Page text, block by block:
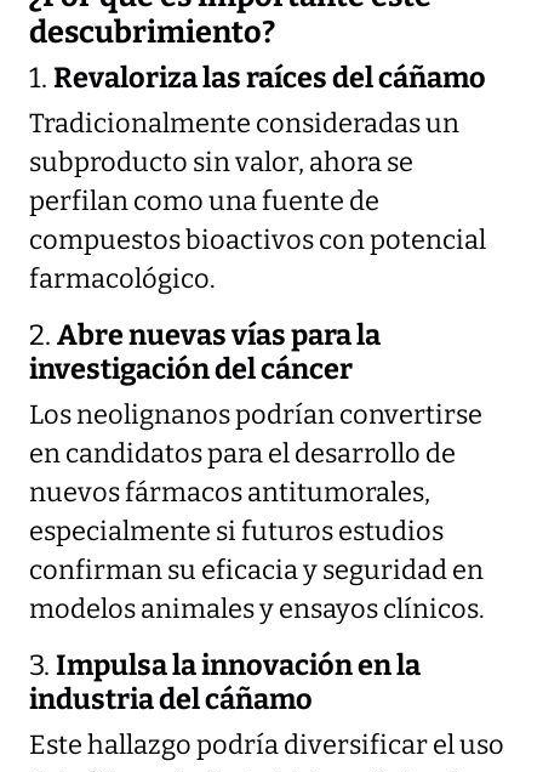
descubrimiento?
1. Revaloriza las raíces del cáñamo
Tradicionalmente consideradas un
subproducto sin valor, ahora se
perfilan como una fuente de
compuestos bioactivos con potencial
farmacológico.
2. Abre nuevas vías para la
investigación del cáncer
Los neolignanos podrían convertirse
en candidatos para el desarrollo de
nuevos fármacos antitumorales,
especialmente si futuros estudios
confirman su eficacia y seguridad en
modelos animales y ensayos clínicos.
3. Impulsa la innovación en la
industria del cáñamo
Este hallazgo podría diversificar el uso